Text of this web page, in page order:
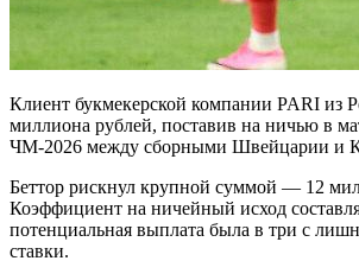
Клиент букмекерской компании PARI из
миллиона рублей, поставив на ничью в
ЧМ-2026 между сборными Швейцарии и
Беттор рискнул крупной суммой — 12
Коэффициент на ничейный исход
потенциальная выплата была в три с
ставки.